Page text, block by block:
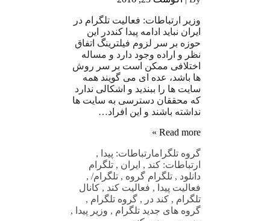
وزیر ارتباطات: فعالیت تلگرام در
ایران نباید ادامه پیدا کنددر این
حوزه بر سر لزوم فیلترینگ اتفاق
نظر و اراده وجود دارد و مساله
اختلافی ممکن است بر سر روش
ها باشد، عده ای می گویند همه
سایت ها را ببندید و اشکالی ندارد
که محققان دسترسی به سایت ها
نداشته باشند و این افراد…
Read more »
گروه تلگرامارتباطات: پیدا ,
ارتباطات: کند , ایران , تلگرام
دانلود , تلگرام گروه , تلگرام/,
فعالیت پیدا , فعالیت کند , کانال
تلگرام , کند در , گروه تلگرام ,
گروه های جدید تلگرام , وزیر پیدا ,